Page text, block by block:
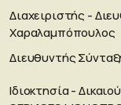
Διαχειριστής -
Χαραλαμπόπουλος
Διευθυντής
Ιδιοκτησία -